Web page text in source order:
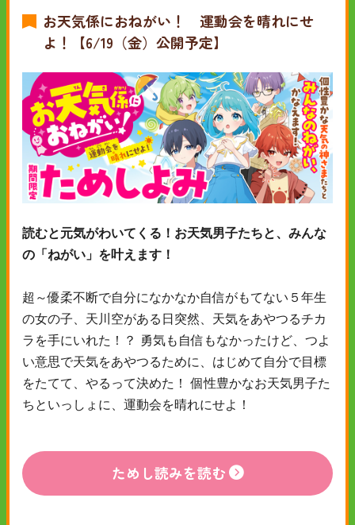
お天気係におねがい！ 運動会を晴れにせ
よ！【6/19（金）公開予定】
読むと元気がわいてくる！お天気男子たちと、みんな
の「ねがい」を叶えます！
超～優柔不断で自分になかなか自信がもてない５年生
の女の子、天川空がある日突然、天気をあやつるチカ
ラを手にいれた！？ 勇気も自信もなかったけど、つよ
い意思で天気をあやつるために、はじめて自分で目標
をたてて、やるって決めた！ 個性豊かなお天気男子た
ちといっしょに、運動会を晴れにせよ！
ためし読みを読む